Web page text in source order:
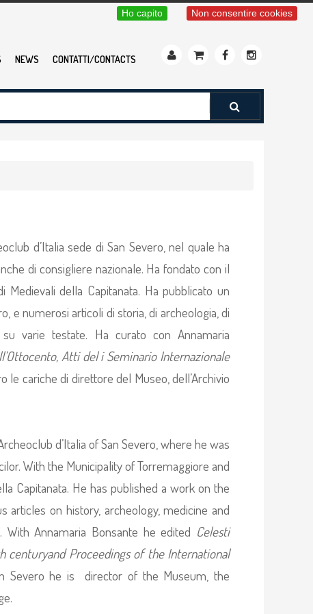
NEWS CONTATTI/CONTACTS
d’Italia sede di San Severo, nel quale ha
di consigliere nazionale. Ha fondato con il
della Capitanata. Ha pubblicato un
e numerosi articoli di storia, di archeologia, di
varie testate. Ha curato con Annamaria
Atti del i Seminario Internazionale
le cariche di direttore del Museo, dell’Archivio
d’Italia of San Severo, where he was
With the Municipality of Torremaggiore and
Capitanata. He has published a work on the
articles on history, archeology, medicine and
Annamaria Bonsante he edited Celesti
centuryand Proceedings of the International
Severo he is director of the Museum, the
Non consentire cookies
Ho capito